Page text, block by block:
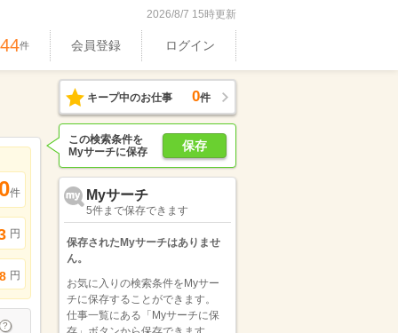
2026/8/7 15時更新
件 会員登録 ログイン
件
円
円
キープ中のお仕事 0件
保存
この検索条件を
Myサーチに保存
Myサーチ
5件まで保存できます
保存されたMyサーチはありませ
ん。
お気に入りの検索条件をMyサー
チに保存することができます。
仕事一覧にある「Myサーチに保